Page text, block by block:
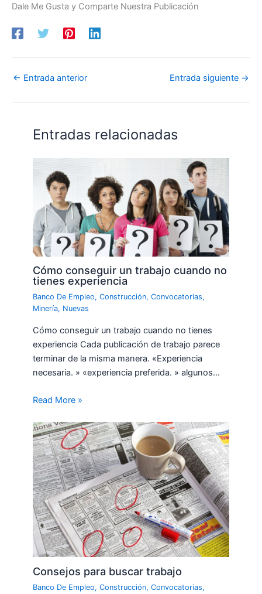
Dale Me Gusta y Comparte Nuestra Publicación
← Entrada anterior Entrada siguiente →
Entradas relacionadas
Cómo conseguir un trabajo cuando no
tienes experiencia
Banco De Empleo,Construcción,Convocatorias,
Minería, Nuevas
Cómo conseguir un trabajo cuando no tienes
experiencia Cada publicación de trabajo parece
terminar de la misma manera. «Experiencia
necesaria. » «experiencia preferida. » algunos…
Read More »
Consejos para buscar trabajo
Banco De Empleo,Construcción,Convocatorias,